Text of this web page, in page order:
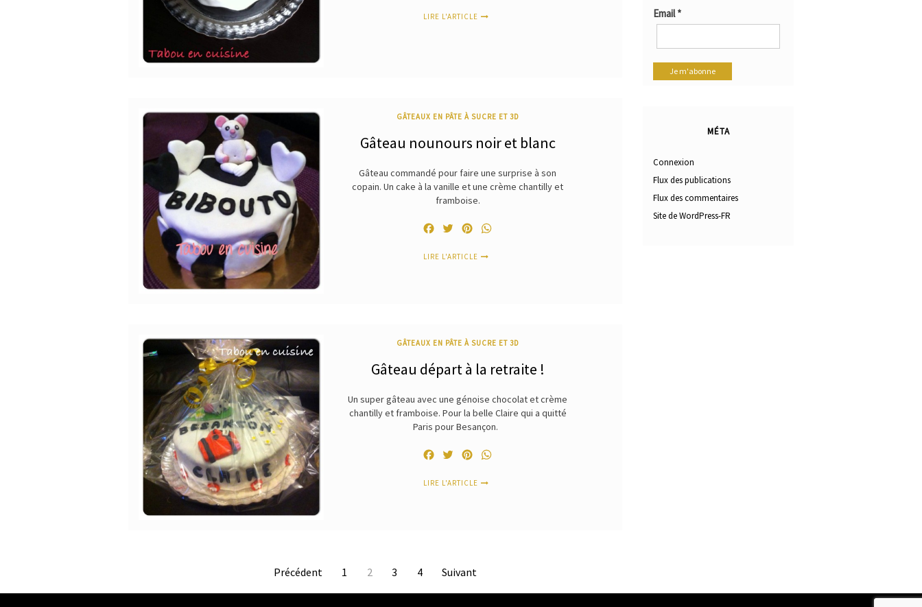
LIRE L'ARTICLE
GÂTEAUX EN PÂTE À SUCRE ET 3D
Gâteau nounours noir et blanc
Gâteau commandé pour faire une surprise à son
copain. Un cake à la vanille et une crème chantilly et
framboise.
FacebookTwitterPinterest
LIRE L'ARTICLE
GÂTEAUX EN PÂTE À SUCRE ET 3D
Gâteau départ à la retraite !
Un super gâteau avec une génoise chocolat et crème
chantilly et framboise. Pour la belle Claire qui a quitté
Paris pour Besançon.
FacebookTwitterPinterest
LIRE L'ARTICLE
des
Précédent 1 2 3 4 Suivant
Email*
MÉTA
Connexion
Flux des publications
Flux des commentaires
Site de WordPress-FR